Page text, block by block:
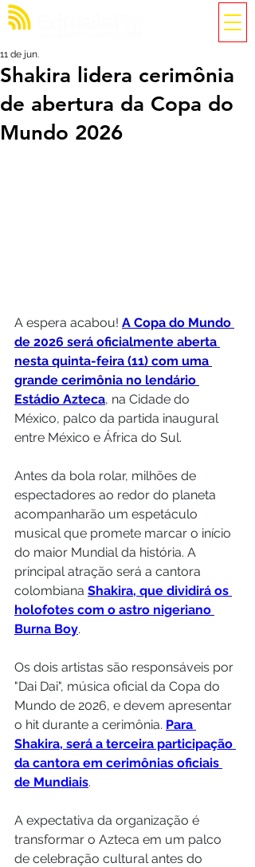
Shakira lidera cerimônia
de abertura da Copa do
Mundo 2026
11 de jun.
A espera acabou! A Copa do Mundo
de 2026 será oficialmente aberta
nesta quinta-feira (11) com uma
grande cerimônia no lendário
Estádio Azteca, na Cidade do
México, palco da partida inaugural
entre México e África do Sul.
Antes da bola rolar, milhões de
espectadores ao redor do planeta
acompanharão um espetáculo
musical que promete marcar o início
do maior Mundial da história. A
principal atração será a cantora
colombiana Shakira, que dividirá os
holofotes com o astro nigeriano
Burna Boy.
Os dois artistas são responsáveis por
"Dai Dai", música oficial da Copa do
Mundo de 2026, e devem apresentar
o hit durante a cerimônia. Para
Shakira, será a terceira participação
da cantora em cerimônias oficiais
de Mundiais.
A expectativa da organização é
transformar o Azteca em um palco
de celebração cultural antes do